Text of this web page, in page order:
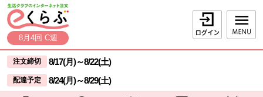
ページの先頭です。
本文へジャンプする。
8月4回 C週
ログイン
ここからサイト内共通メニューです。
サイト内共通メニューをスキップする
注文締切 8/17(月)～8/22(土)
配達予定 8/24(月)～8/29(土)